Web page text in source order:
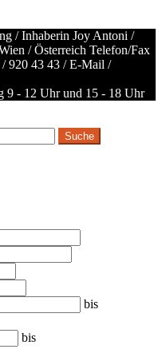
/ Inhaberin Joy Antoni /
/ Österreich Telefon/Fax
920 43 43 / E-Mail /
9 - 12 Uhr und 15 - 18 Uhr
bis
bis